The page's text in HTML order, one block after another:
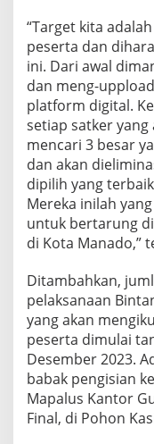
“Target kita
peserta dan
ini. Dari awal
dan meng-
platform digital.
setiap satker
mencari 3 besar
dan akan
dipilih yang
Mereka inilah
untuk bertarung
di Kota Manado,”
Ditambahkan,
pelaksanaan
yang akan
peserta dimulai
Desember 2023.
babak pengisian
Mapalus Kantor
Final, di Pohon